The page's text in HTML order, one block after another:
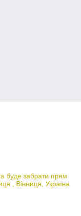
буде забрати прям
, Вінниця, Україна